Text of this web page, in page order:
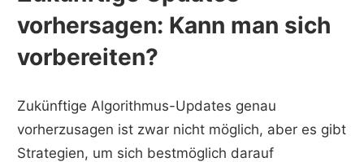
vorhersagen: Kann man sich
vorbereiten?
Zukünftige Algorithmus-Updates genau
vorherzusagen ist zwar nicht möglich, aber es gibt
Strategien, um sich bestmöglich darauf